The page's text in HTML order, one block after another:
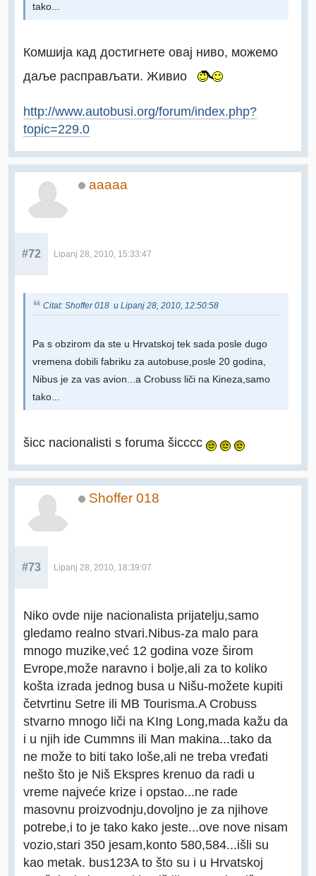
tako...
Комшија кад достигнете овај ниво, можемо
даље расправљати. Живио
http://www.autobusi.org/forum/index.php?
topic=229.0
aaaaa
#72 Lipanj 28, 2010, 15:33:47
Citat: Shoffer 018 u Lipanj 28, 2010, 12:50:58
Pa s obzirom da ste u Hrvatskoj tek sada posle dugo
vremena dobili fabriku za autobuse,posle 20 godina,
Nibus je za vas avion...a Crobuss liči na Kineza,samo
tako...
šicc nacionalisti s foruma šicccc
Shoffer 018
#73 Lipanj 28, 2010, 18:39:07
Niko ovde nije nacionalista prijatelju,samo
gledamo realno stvari.Nibus-za malo para
mnogo muzike,već 12 godina voze širom
Evrope,može naravno i bolje,ali za to koliko
košta izrada jednog busa u Nišu-možete kupiti
četvrtinu Setre ili MB Tourisma.A Crobuss
stvarno mnogo liči na KIng Long,mada kažu da
i u njih ide Cummns ili Man makina...tako da
ne može to biti tako loše,ali ne treba vređati
nešto što je Niš Ekspres krenuo da radi u
vreme najveće krize i opstao...ne rade
masovnu proizvodnju,dovoljno je za njihove
potrebe,i to je tako kako jeste...ove nove nisam
vozio,stari 350 jesam,konto 580,584...išli su
kao metak. bus123A to što su i u Hrvatskoj